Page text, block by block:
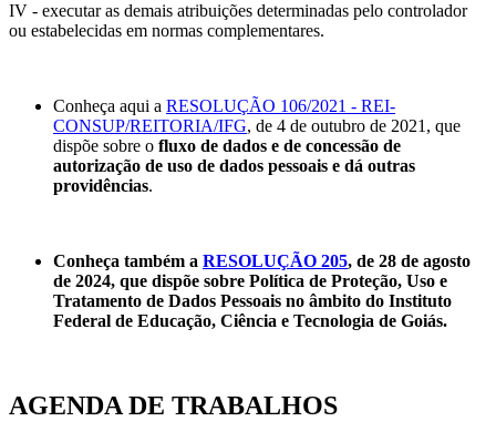
IV - executar as demais atribuições determinadas pelo controlador
ou estabelecidas em normas complementares.
Conheça aqui a RESOLUÇÃO 106/2021 - REI-
CONSUP/REITORIA/IFG, de 4 de outubro de 2021, que
dispõe sobre o fluxo de dados e de concessão de
autorização de uso de dados pessoais e dá outras
providências.
Conheça também a RESOLUÇÃO 205, de 28 de agosto
de 2024, que dispõe sobre Política de Proteção, Uso e
Tratamento de Dados Pessoais no âmbito do Instituto
Federal de Educação, Ciência e Tecnologia de Goiás.
AGENDA DE TRABALHOS